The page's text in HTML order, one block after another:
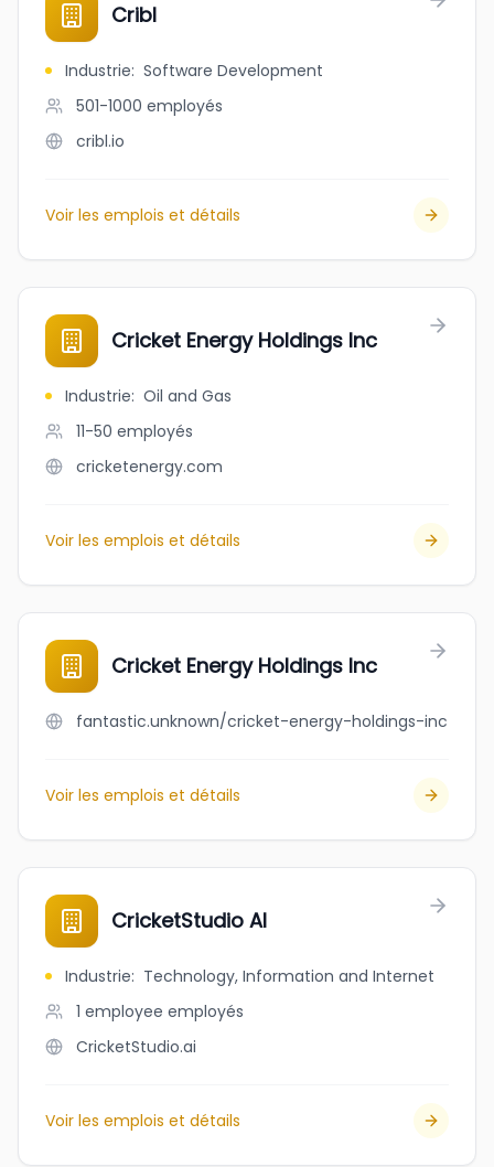
Cribl
Industrie: Software Development
501-1000 employés
cribl.io
Voir les emplois et détails
Cricket Energy Holdings Inc
Industrie: Oil and Gas
11-50 employés
cricketenergy.com
Voir les emplois et détails
Cricket Energy Holdings Inc
fantastic.unknown/cricket-energy-holdings-inc
Voir les emplois et détails
CricketStudio AI
Industrie: Technology, Information and Internet
1 employee employés
CricketStudio.ai
Voir les emplois et détails